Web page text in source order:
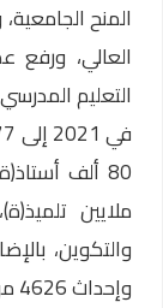
وإحداث 4626 مؤسسة ريادة ابتدائية و786 إعدادية ريادة.